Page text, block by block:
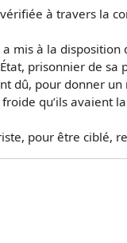
vérifiée à travers la
mis à la
prisonnier de
dû, pour donner
qu’ils avaient
pour être ciblé,